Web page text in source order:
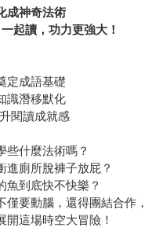
成神奇法術
起讀，功力更強大！
定成語基礎
識潛移默化
閱讀成就感
些什麼法術嗎？
進廁所脫褲子放屁？
魚到底快不快樂？
要動腦，還得團結合作，
這場時空大冒險！